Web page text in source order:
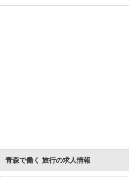
青森で働く 旅行の求人情報